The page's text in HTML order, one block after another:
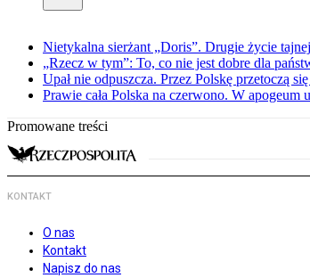
Nietykalna sierżant „Doris”. Drugie życie
„Rzecz w tym”: To, co nie jest dobre dla
Upał nie odpuszcza. Przez Polskę przetoczą
Prawie cała Polska na czerwono. W apogeum
Promowane treści
KONTAKT
O nas
Kontakt
Napisz do nas